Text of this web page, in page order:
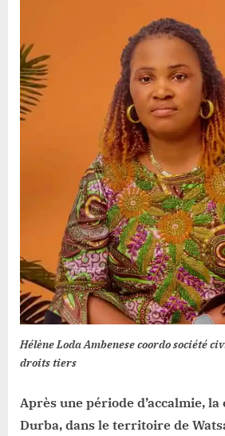
Hélène Loda Ambenese coordo société
droits tiers
Après une période d’accalmie,
Durba, dans le territoire de